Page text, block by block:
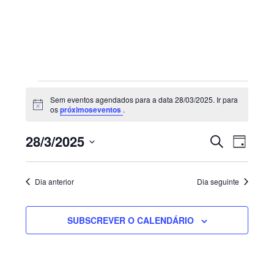
for
Aviso
Sem eventos agendados para a data 28/03/2025. Ir para
ospróximoseventos .
de
e
de
Eventos
PESQUISAR
de
de
DIA
28/3/2025
Selecione
a Dia anterior Dia seguinte
SUBSCREVER O CALENDÁRIO